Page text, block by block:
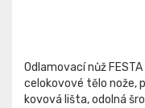
Odlamovací nůž
celokovové tělo nože,
kovová lišta, odolná